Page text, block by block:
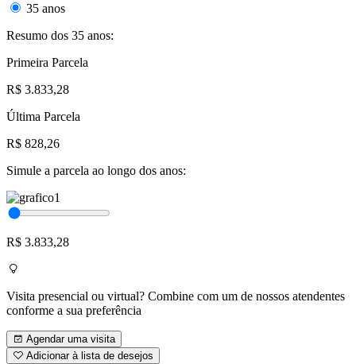
35 anos
Resumo dos 35 anos:
Primeira Parcela
R$ 3.833,28
Última Parcela
R$ 828,26
Simule a parcela ao longo dos anos:
R$ 3.833,28
Visita presencial ou virtual? Combine com um de nossos atendentes
conforme a sua preferência
Agendar uma visita
Adicionar à lista de desejos